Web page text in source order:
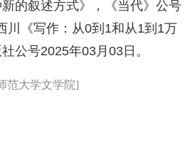
的叙述方式》，《当代》公号
川《写作：从0到1和从1到1万
公号2025年03月03日。
范大学文学院]